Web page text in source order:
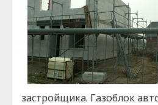
застройщика. Газоблок